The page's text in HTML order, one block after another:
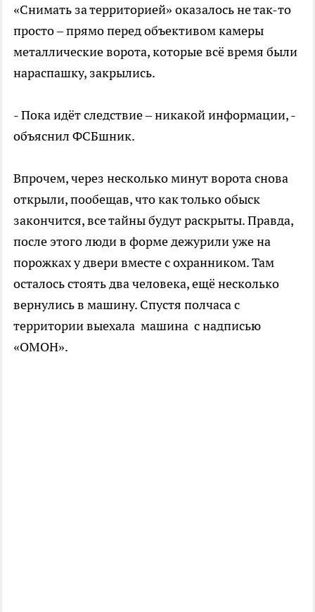
«Снимать за территорией» оказалось не так-то
просто – прямо перед объективом камеры
металлические ворота, которые всё время были
нараспашку, закрылись.
- Пока идёт следствие – никакой информации, -
объяснил ФСБшник.
Впрочем, через несколько минут ворота снова
открыли, пообещав, что как только обыск
закончится, все тайны будут раскрыты. Правда,
после этого люди в форме дежурили уже на
порожках у двери вместе с охранником. Там
осталось стоять два человека, ещё несколько
вернулись в машину. Спустя полчаса с
территории выехала машина с надписью
«ОМОН».